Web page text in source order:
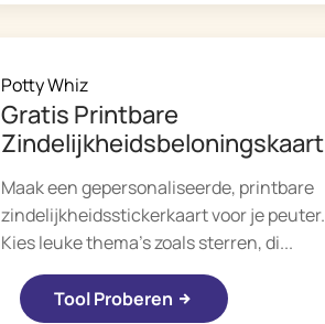
Potty Whiz
Gratis Printbare
Zindelijkheidsbeloningskaart
Maak een gepersonaliseerde, printbare
zindelijkheidsstickerkaart voor je peuter.
Kies leuke thema's zoals sterren, di...
Tool Proberen